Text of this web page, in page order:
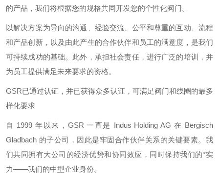
的产品，我们将根据您的规格共同开发您的个性化阀门。
以解决方案为导向的沟通、经验交流、公平和尊重的互动、流程
和产品创新，以及由此产生的合作伙伴和员工的满意度，是我们
可持续成功的基础。此外，承担社会责任，进行广泛的培训，并
为员工提供满足未来要求的资格。
GSR已通过认证，并已获得众多认证，可满足阀门和线圈的最多
样化要求
自 1999 年以来，GSR 一直是 Indus Holding AG 在 Bergisch
Gladbach 的子公司，因此是牢固合作伙伴关系的关键要素。我
们共同拥有大公司的经济优势和协同效应，同时保持我们的*实
力——我们的中型企业身份。